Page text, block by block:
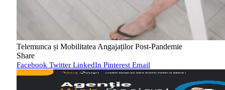
Telemunca și Mobilitatea Angajaților Post‑Pandemie
Share
Facebook Twitter LinkedIn Pinterest Email